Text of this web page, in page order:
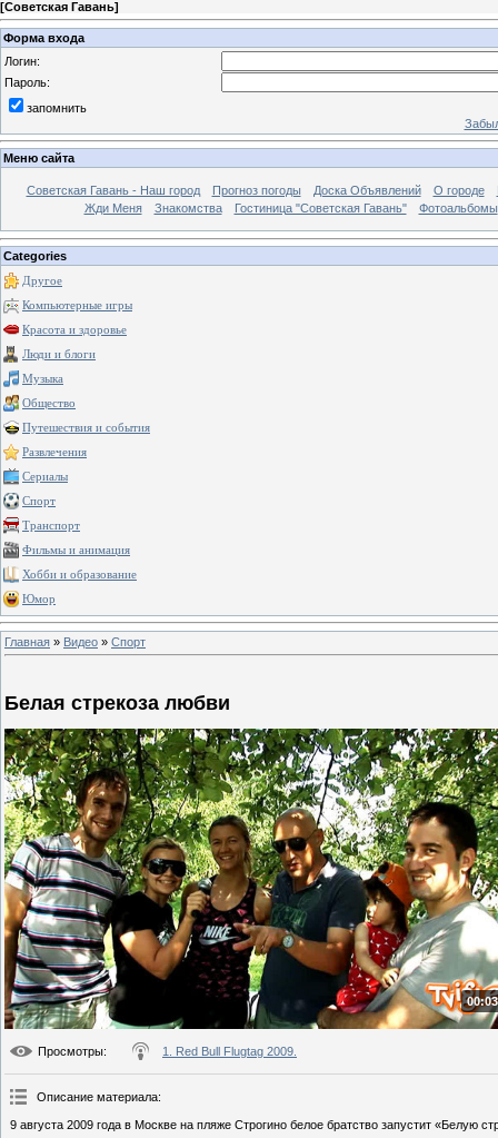
[Советская Гавань]
Форма входа
Логин:
Пароль:
запомнить
Меню сайта
Советская Гавань - Наш город Прогноз погоды Доска Объявлений О городе
Жди Меня
Знакомства Гостиница "Советская Гавань" Фотоальбомы
Categories
Другое
Компьютерные игры
Красота и здоровье
Люди и блоги
Музыка
Общество
Путешествия и события
Развлечения
Сериалы
Спорт
Транспорт
Фильмы и анимация
Хобби и образование
Юмор
Главная » Видео » Спорт
Белая стрекоза любви
Просмотры: 1. Red Bull Flugtag 2009.
Описание материала:
9 августа 2009 года в Москве на пляже Строгино белое братство запустит «Белую